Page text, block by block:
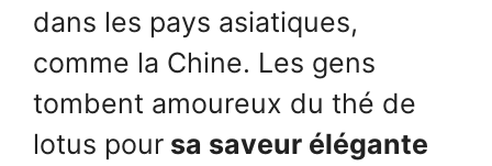
dans les pays asiatiques,
comme la Chine. Les gens
tombent amoureux du thé de
lotus pour sa saveur élégante